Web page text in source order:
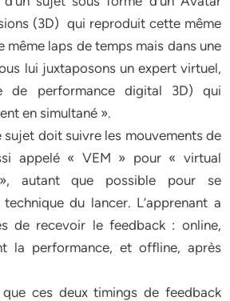
(3D) qui reproduit cette même
même laps de temps mais dans une
lui juxtaposons un expert virtuel,
de performance digital 3D) qui
en simultané ».
sujet doit suivre les mouvements de
appelé « VEM » pour « virtual
autant que possible pour se
du lancer. L’apprenant a
de recevoir le feedback : online,
la performance, et offline, après
ces deux timings de feedback